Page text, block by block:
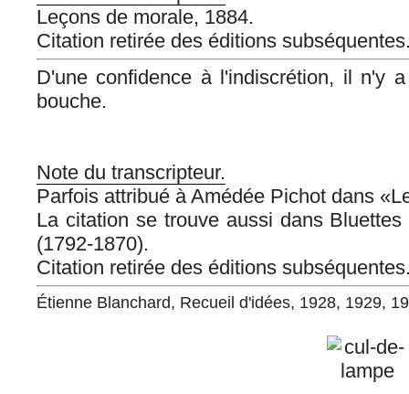
Leçons de morale, 1884.
Citation retirée des éditions
D'une confidence à l'indiscrétion, il n'y
bouche.
Note du transcripteur.
Parfois attribué à Amédée Pichot dans
La citation se trouve aussi dans
(1792-1870).
Citation retirée des éditions
Étienne Blanchard, Recueil d'idées, 1928, 1929,